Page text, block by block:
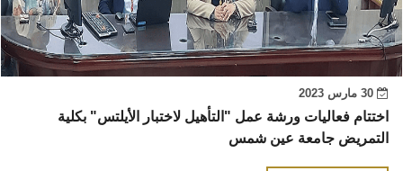
اختتام فعاليات ورشة عمل "التأهيل لاختبار الأيلتس" بكلية
التمريض جامعة عين شمس